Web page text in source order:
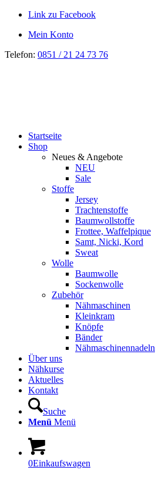
Link zu Facebook
Mein Konto
Telefon: 0851 / 21 24 73 76
Startseite
Shop
Neues & Angebote
NEU
Sale
Stoffe
Jersey
Trachtenstoffe
Baumwollstoffe
Frottee, Waffelpique
Samt, Nicki, Kord
Sweat
Wolle
Baumwolle
Sockenwolle
Zubehör
Nähmaschinen
Kleinkram
Knöpfe
Bänder
Nähmaschinennadeln
Über uns
Nähkurse
Aktuelles
Kontakt
Suche
Menü Menü
0Einkaufswagen